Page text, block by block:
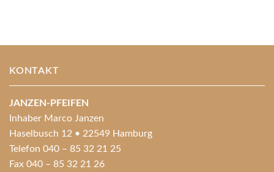
KONTAKT
JANZEN-PFEIFEN
Inhaber Marco Janzen
Haselbusch 12 • 22549 Hamburg
Telefon 040 – 85 32 21 25
Fax 040 – 85 32 21 26